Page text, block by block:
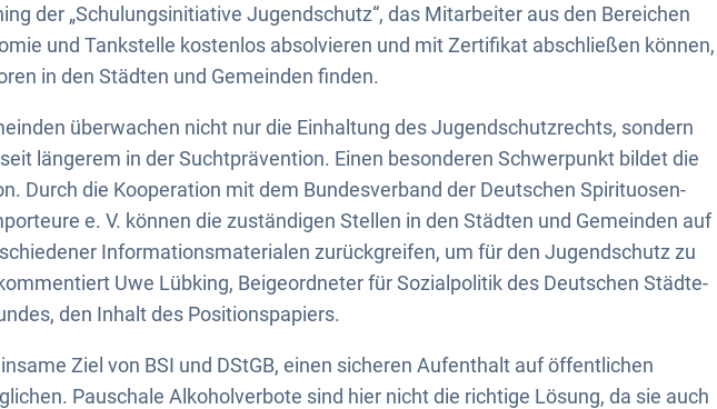
der „Schulungsinitiative Jugendschutz“, das Mitarbeiter aus den Bereichen
und Tankstelle kostenlos absolvieren und mit Zertifikat abschließen können,
in den Städten und Gemeinden finden.
überwachen nicht nur die Einhaltung des Jugendschutzrechts, sondern
längerem in der Suchtprävention. Einen besonderen Schwerpunkt bildet die
Durch die Kooperation mit dem Bundesverband der Deutschen Spirituosen-
e. V. können die zuständigen Stellen in den Städten und Gemeinden auf
Informationsmaterialen zurückgreifen, um für den Jugendschutz zu
Uwe Lübking, Beigeordneter für Sozialpolitik des Deutschen Städte-
den Inhalt des Positionspapiers.
Ziel von BSI und DStGB, einen sicheren Aufenthalt auf öffentlichen
Pauschale Alkoholverbote sind hier nicht die richtige Lösung, da sie auch